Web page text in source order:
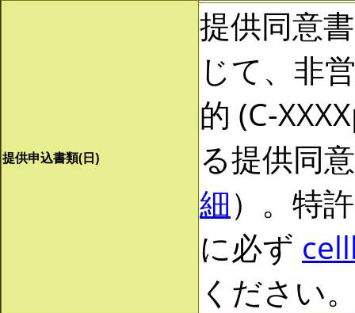
提供申込書類(日)
提供同意
じて、非
的 (C-
る提供同
細）。特
に必ず
ください